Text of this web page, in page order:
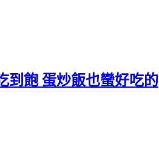
到飽 蛋炒飯也蠻好吃的